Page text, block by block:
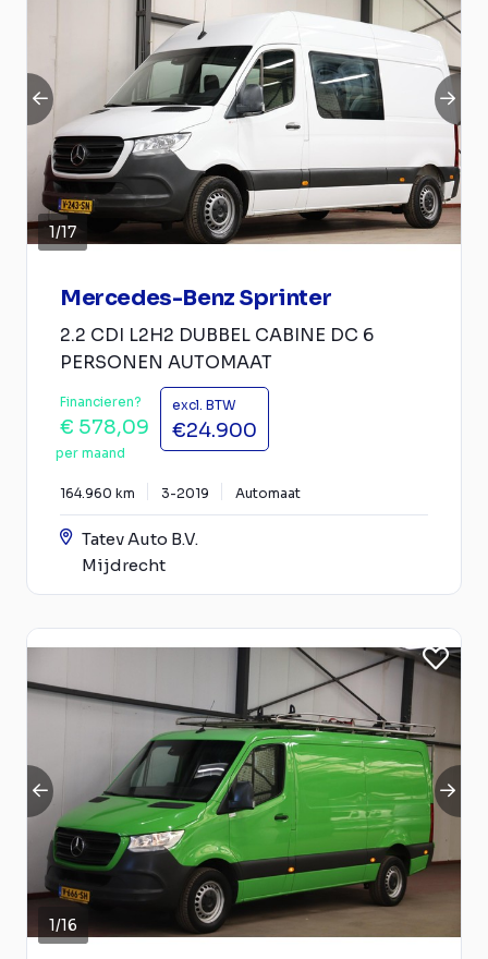
1/17
Mercedes-Benz Sprinter
2.2 CDI L2H2 DUBBEL CABINE DC 6
PERSONEN AUTOMAAT
Financieren?
€ 578,09
per maand
excl. BTW
€24.900
164.960 km 3-2019 Automaat
Tatev Auto B.V.
Mijdrecht
1/16